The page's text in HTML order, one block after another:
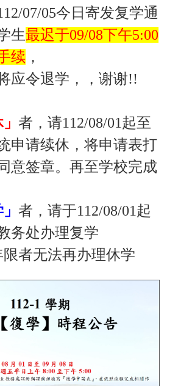
07/05今日寄发复学通
生最迟于09/08下午5:00
续 ，
应令退学，，谢谢!!
者，请112/08/01起至
申请续休，将申请表打
意签章。再至学校完成
者，请于112/08/01起
务处办理复学
者无法再办理休学